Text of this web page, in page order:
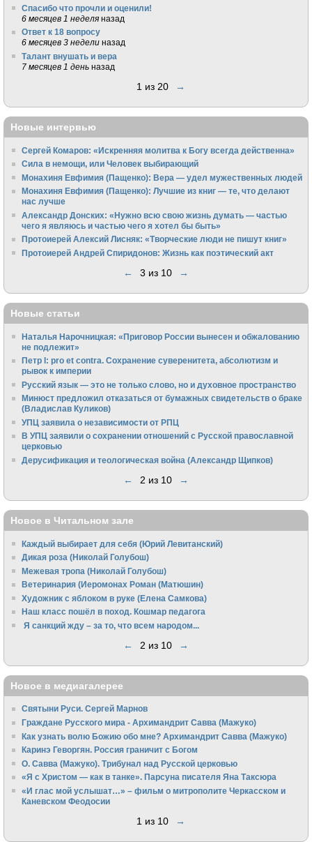
Спасибо что прочли и оценили!
6 месяцев 1 неделя назад
Ответ к 18 вопросу
6 месяцев 3 недели назад
Талант внушать и вера
7 месяцев 1 день назад
1 из 20 →
Новые интервью
Сергей Комаров: «Искренняя молитва к Богу всегда действенна»
Сила в немощи, или Человек выбирающий
Монахиня Евфимия (Пащенко): Вера — удел мужественных людей
Монахиня Евфимия (Пащенко): Лучшие из книг — те, что делают
нас лучше
Александр Донских: «Нужно всю свою жизнь думать — частью
чего я являюсь и частью чего я хотел бы быть»
Протоиерей Алексий Лисняк: «Творческие люди не пишут книг»
Протоиерей Андрей Спиридонов: Жизнь как поэтический акт
← 3 из 10 →
Новые статьи
Наталья Нарочницкая: «Приговор России вынесен и обжалованию
не подлежит»
Петр I: pro et contra. Сохранение суверенитета, абсолютизм и
рывок к империи
Русский язык — это не только слово, но и духовное пространство
Минюст предложил отказаться от бумажных свидетельств о браке
(Владислав Куликов)
УПЦ заявила о независимости от РПЦ
В УПЦ заявили о сохранении отношений с Русской православной
церковью
Дерусификация и теологическая война (Александр Щипков)
← 2 из 10 →
Новое в Читальном зале
Каждый выбирает для себя (Юрий Левитанский)
Дикая роза (Николай Голубош)
Межевая тропа (Николай Голубош)
Ветеринария (Иеромонах Роман (Матюшин)
Художник с яблоком в руке (Елена Самкова)
Наш класс пошёл в поход. Кошмар педагога
Я санкций жду – за то, что всем народом...
← 2 из 10 →
Новое в медиагалерее
Святыни Руси. Сергей Марнов
Граждане Русского мира - Архимандрит Савва (Мажуко)
Как узнать волю Божию обо мне? Архимандрит Савва (Мажуко)
Каринэ Геворгян. Россия граничит с Богом
О. Савва (Мажуко). Трибунал над Русской церковью
«Я с Христом — как в танке». Парсуна писателя Яна Таксюра
«И глас мой услышат…» – фильм о митрополите Черкасском и
Каневском Феодосии
1 из 10 →